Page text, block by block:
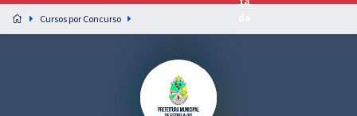
Preparação completa e intensiva para as principais
residências em saúde do Brasil
Cursos por Concurso